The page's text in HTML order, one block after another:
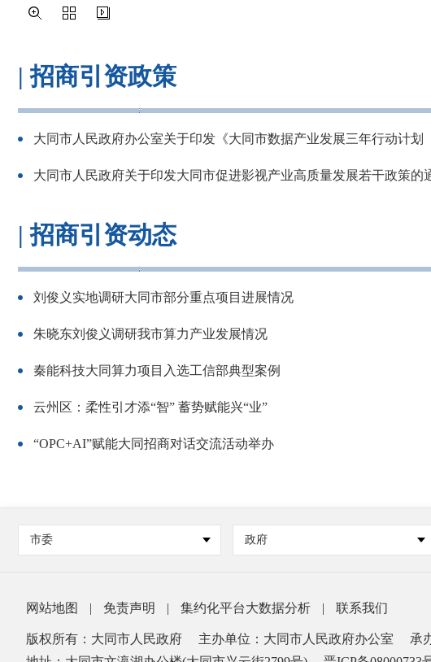
| 招商引资政策
大同市人民政府办公室关于印发《大同市数据产业发展三年行动计划
大同市人民政府关于印发大同市促进影视产业高质量发展若干政策的
| 招商引资动态
刘俊义实地调研大同市部分重点项目进展情况
朱晓东刘俊义调研我市算力产业发展情况
秦能科技大同算力项目入选工信部典型案例
云州区：柔性引才添“智” 蓄势赋能兴“业”
“OPC+AI”赋能大同招商对话交流活动举办
市委 政府
网站地图 | 免责声明 | 集约化平台大数据分析 | 联系我们
版权所有：大同市人民政府 主办单位：大同市人民政府办公室
承